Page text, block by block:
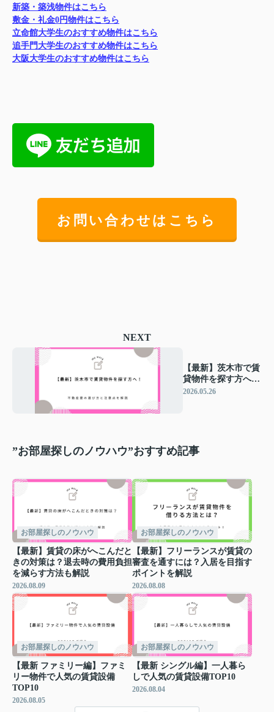
新築・築浅物件はこちら
敷金・礼金0円物件はこちら
立命館大学生のおすすめ物件はこちら
追手門大学生のおすすめ物件はこちら
大阪大学生のおすすめ物件はこちら
お問い合わせはこちら
NEXT
【最新】茨木市で賃
貸物件を探す方へ！
不動産屋の選び方と
2026.05.26
”お部屋探しのノウハウ”おすすめ記事
お部屋探しのノウハウ
【最新】賃貸の床がへこんだと
きの対策は？退去時の費用負担
を減らす方法も解説
2026.08.09
お部屋探しのノウハウ
【最新】フリーランスが賃貸の
審査を通すには？入居を目指す
ポイントを解説
2026.08.08
お部屋探しのノウハウ
【最新 ファミリー編】ファミ
リー物件で人気の賃貸設備
TOP10
2026.08.05
お部屋探しのノウハウ
【最新 シングル編】一人暮ら
しで人気の賃貸設備TOP10
2026.08.04